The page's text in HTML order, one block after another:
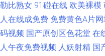
小视频 九一黑料在线观看 亚洲变
91大神资源网 国产在线91丝袜
勒比熟女 91碰在线 欧美裸模
人在线成免费 免费黄色A片网
码视频 国产原创区色花堂 在
人午夜免费视频 人妖射精 国